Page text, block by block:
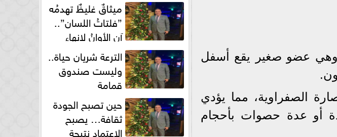
وهي عضو صغير يقع أسفل
الصفراوية، مما يؤدي
أو عدة حصوات بأحجام
ميثاقٌ غليظٌ تهدمُه
”فلتاتُ اللسان”..
آن الأوانُ لإنهاءِ
فوضى الطلاق الشفهي!الترعة شريان حياة..
وليست صندوق
قمامة
حين تصبح الجودة
ثقافة… يصبح
الاعتماد نتيجة